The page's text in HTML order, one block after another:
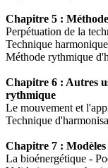
Chapitre 5 :
Perpétuation de la
Technique harmonique
Méthode rythmique
Chapitre 6 : Autres
rythmique
Le mouvement et
Technique
Chapitre 7 :
La bioénergétique -